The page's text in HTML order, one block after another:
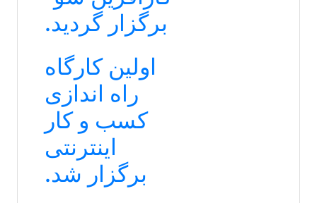
برگزار گردید.
اولین کارگاه
راه اندازی
کسب و کار
اینترنتی
برگزار شد.